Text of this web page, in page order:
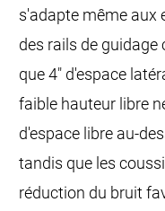
s'adapte même aux
des rails de
que 4" d'espace
faible hauteur libre
d'espace libre au-
tandis que les
réduction du bruit